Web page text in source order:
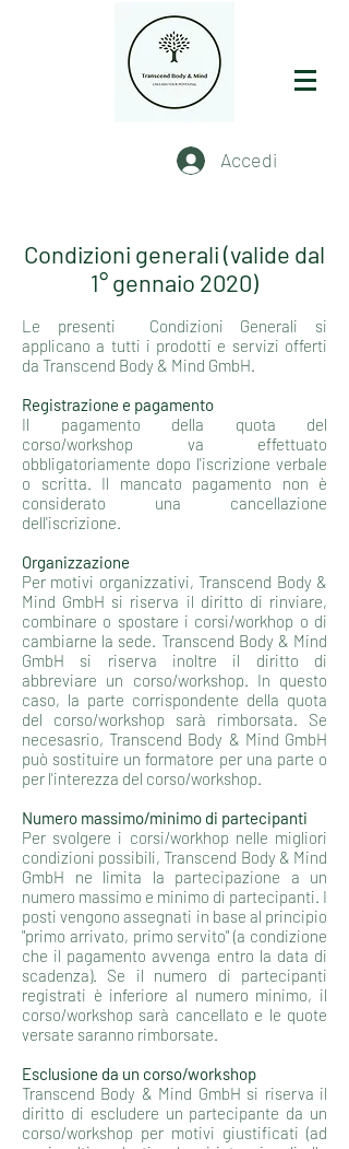
Accedi
Condizioni generali (valide dal
1° gennaio 2020)
Le presenti Condizioni Generali si
applicano a tutti i prodotti e servizi offerti
da Transcend Body & Mind GmbH.
Registrazione e pagamento
Il pagamento della quota del
corso/workshop va effettuato
obbligatoriamente dopo l'iscrizione verbale
o scritta. Il mancato pagamento non è
considerato una cancellazione
dell'iscrizione.
Organizzazione
Per motivi organizzativi, Transcend Body &
Mind GmbH si riserva il diritto di rinviare,
combinare o spostare i corsi/workhop o di
cambiarne la sede. Transcend Body & Mind
GmbH si riserva inoltre il diritto di
abbreviare un corso/workshop. In questo
caso, la parte corrispondente della quota
del corso/workshop sarà rimborsata. Se
necesasrio, Transcend Body & Mind GmbH
può sostituire un formatore per una parte o
per l'interezza del corso/workshop.
Numero massimo/minimo di partecipanti
Per svolgere i corsi/workhop nelle migliori
condizioni possibili, Transcend Body & Mind
GmbH ne limita la partecipazione a un
numero massimo e minimo di partecipanti. I
posti vengono assegnati in base al principio
"primo arrivato, primo servito" (a condizione
che il pagamento avvenga entro la data di
scadenza). Se il numero di partecipanti
registrati è inferiore al numero minimo, il
corso/workshop sarà cancellato e le quote
versate saranno rimborsate.
Esclusione da un corso/workshop
Transcend Body & Mind GmbH si riserva il
diritto di escludere un partecipante da un
corso/workshop per motivi giustificati (ad